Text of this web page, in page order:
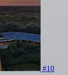
#10